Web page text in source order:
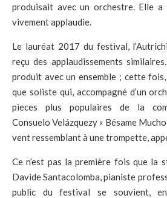
produisait avec un orchestre. Elle a
vivement applaudie.
Le lauréat 2017 du festival,
reçu des applaudissements
produit avec un ensemble ; cette
que soliste qui, accompagné d’un
pieces plus populaires de la
Consuelo Velázquezy « Bésame
vent ressemblant à une trompette,
Ce n’est pas la première fois que la
Davide Santacolomba, pianiste
public du festival se souvient,